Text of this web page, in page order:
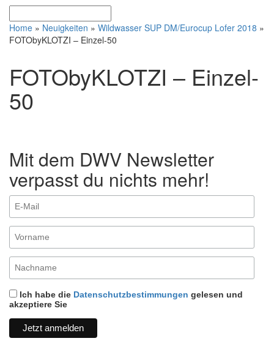
Home » Neuigkeiten » Wildwasser SUP DM/Eurocup Lofer 2018 »
FOTObyKLOTZI – Einzel-50
FOTObyKLOTZI – Einzel-
50
Mit dem DWV Newsletter
verpasst du nichts mehr!
Ich habe die Datenschutzbestimmungen gelesen und
akzeptiere Sie